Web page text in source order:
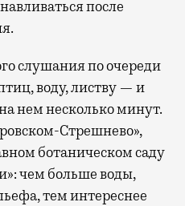
после
слушания по очереди
воду, листву — и
нем несколько минут.
Стрешнево»,
ботаническом саду
чем больше воды,
тем интереснее